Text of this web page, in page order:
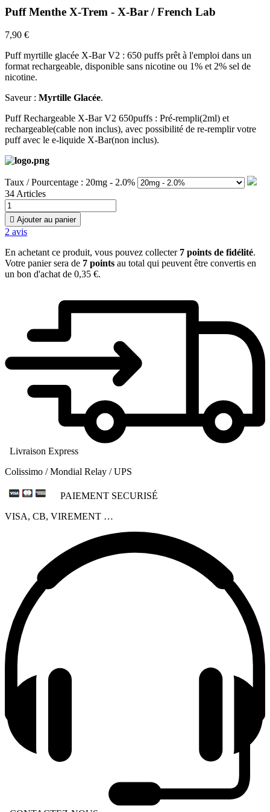
Puff Menthe X-Trem - X-Bar / French Lab
7,90 €
Puff myrtille glacée X-Bar V2 : 650 puffs prêt à l'emploi dans un
format rechargeable, disponible sans nicotine ou 1% et 2% sel de
nicotine.
Saveur : Myrtille Glacée.
Puff Rechargeable X-Bar V2 650puffs : Pré-rempli(2ml) et
rechargeable(cable non inclus), avec possibilité de re-remplir votre
puff avec le e-liquide X-Bar(non inclus).
Taux / Pourcentage : 20mg - 2.0%
34 Articles
 Ajouter au panier
2 avis
En achetant ce produit, vous pouvez collecter 7 points de fidélité.
Votre panier sera de 7 points au total qui peuvent être convertis en
un bon d'achat de 0,35 €.
Livraison Express
Colissimo / Mondial Relay / UPS
PAIEMENT SECURISÉ
VISA, CB, VIREMENT …